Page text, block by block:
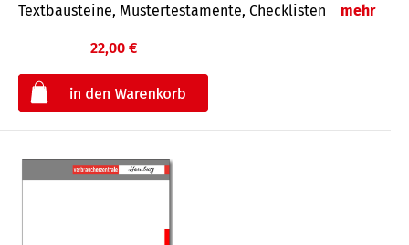
Textbausteine, Mustertestamente, Checklisten mehr
22,00 €